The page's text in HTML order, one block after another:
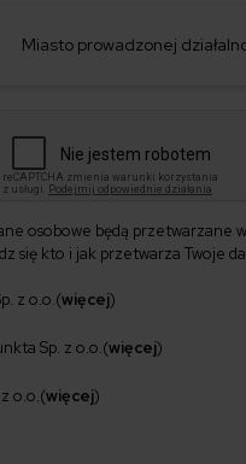
Miasto prowadzonej
osobowe będą przetwarzane
się kto i jak przetwarza Twoje
z o.o.(więcej)
Sp. z o.o.(więcej)
o.o.(więcej)